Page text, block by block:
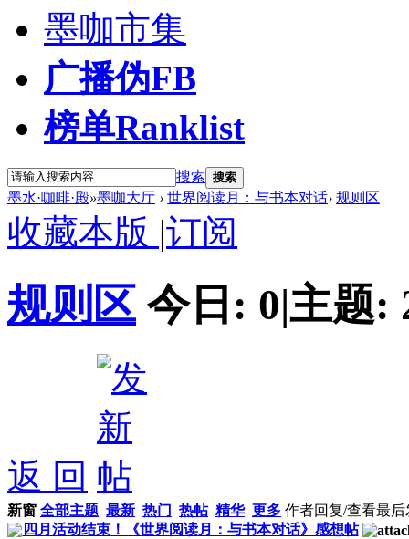
墨咖市集
广播伪FB
榜单Ranklist
搜索 搜索
墨水·咖啡·殿»墨咖大厅 › 世界阅读月：与书本对话› 规则区
收藏本版 |订阅
规则区 今日: 0|主题:
返 回
新窗 全部主题 最新 热门 热帖 精华 更多 作者回复/查看最后
四月活动结束！《世界阅读月：与书本对话》感想帖